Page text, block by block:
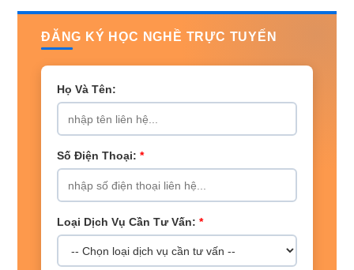
ĐĂNG KÝ HỌC NGHỀ TRỰC TUYẾN
Họ Và Tên:
Số Điện Thoại: *
Loại Dịch Vụ Cần Tư Vấn: *